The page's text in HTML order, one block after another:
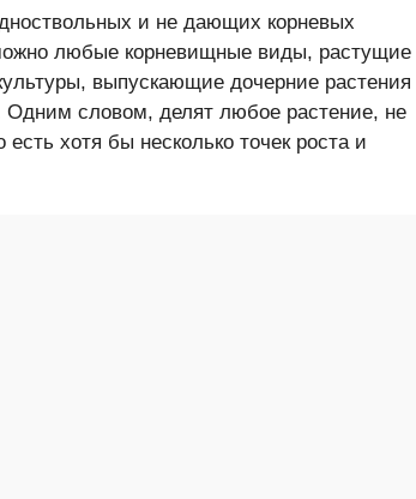
и не дающих корневых
любые корневищные виды, растущие
выпускающие дочерние растения
Одним словом, делят любое растение, не
хотя бы несколько точек роста и